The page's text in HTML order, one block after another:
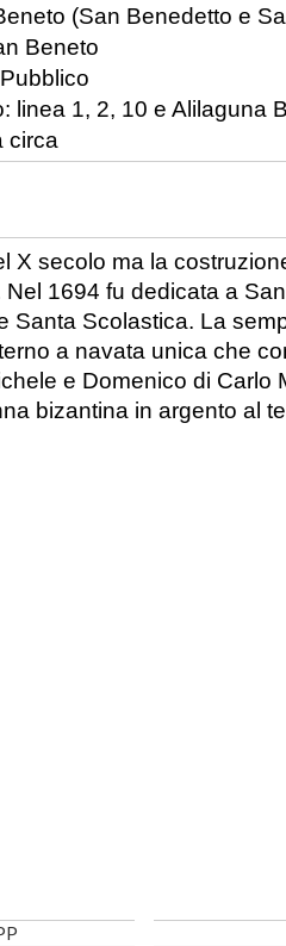
(San Benedetto e
Beneto
linea 1, 2, 10 e Alilaguna
circa
X secolo ma la
1694 fu dedicata a
Santa Scolastica. La
a navata unica che
e Domenico di Carlo
bizantina in argento al